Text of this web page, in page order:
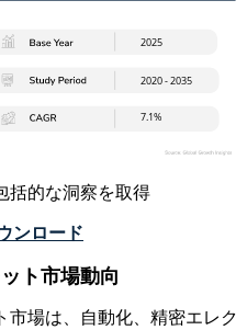
括的な洞察を取得
ンロード
ト市場動向
市場は、自動化、精密エレク